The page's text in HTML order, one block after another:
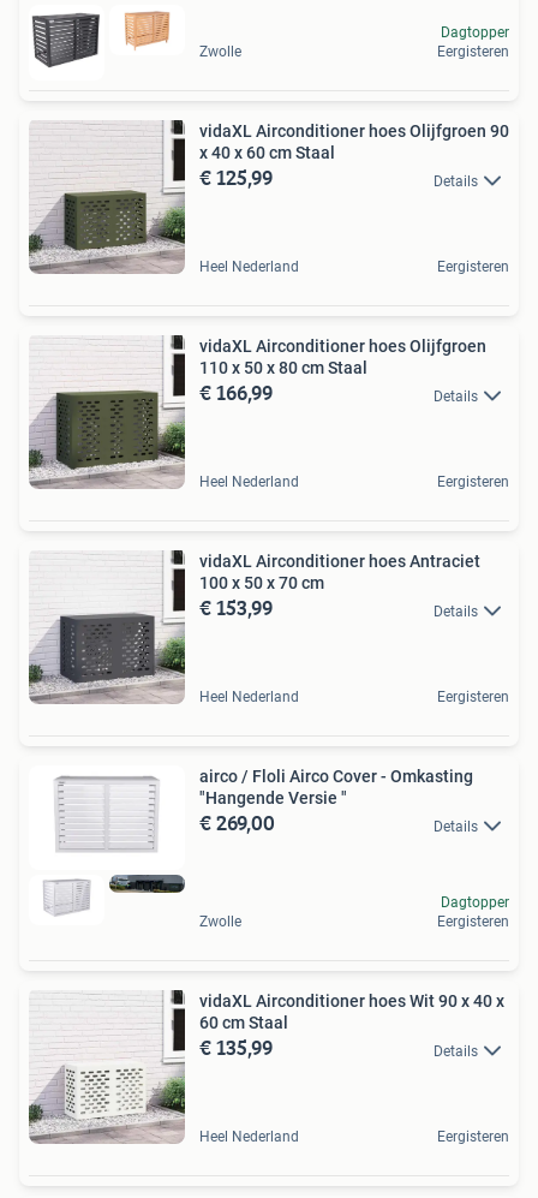
Zwolle
Dagtopper
Eergisteren
vidaXL Airconditioner hoes Olijfgroen 90
x 40 x 60 cm Staal
€ 125,99 Details
Heel Nederland Eergisteren
vidaXL Airconditioner hoes Olijfgroen
110 x 50 x 80 cm Staal
€ 166,99 Details
Heel Nederland Eergisteren
vidaXL Airconditioner hoes Antraciet
100 x 50 x 70 cm
€ 153,99 Details
Heel Nederland Eergisteren
airco / Floli Airco Cover - Omkasting
"Hangende Versie "
€ 269,00 Details
Zwolle
Dagtopper
Eergisteren
vidaXL Airconditioner hoes Wit 90 x 40 x
60 cm Staal
€ 135,99 Details
Heel Nederland Eergisteren